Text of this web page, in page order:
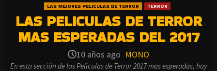
LAS MEJORES PELICULAS DE TERROR TERROR
LAS PELICULAS DE TERROR
MAS ESPERADAS DEL 2017
10 años ago MONO
En esta sección de las Peliculas de Terror 2017 mas esperadas, hay